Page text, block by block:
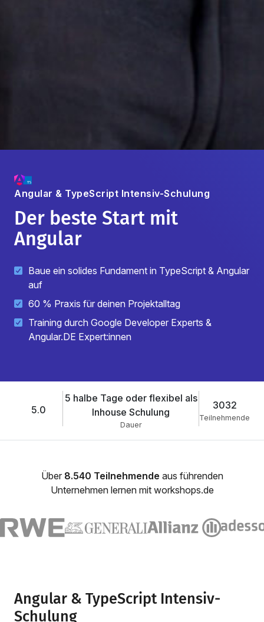
Angular & TypeScript Intensiv-Schulung
Der beste Start mit
Angular
Baue ein solides Fundament in TypeScript & Angular
auf
60 % Praxis für deinen Projektalltag
Training durch Google Developer Experts &
Angular.DE Expert:innen
5.0
5 halbe Tage oder flexibel als
Inhouse Schulung
Dauer
3032
Teilnehmende
Über 8.540 Teilnehmende aus führenden
Unternehmen lernen mit workshops.de
Angular & TypeScript Intensiv-
Schulung